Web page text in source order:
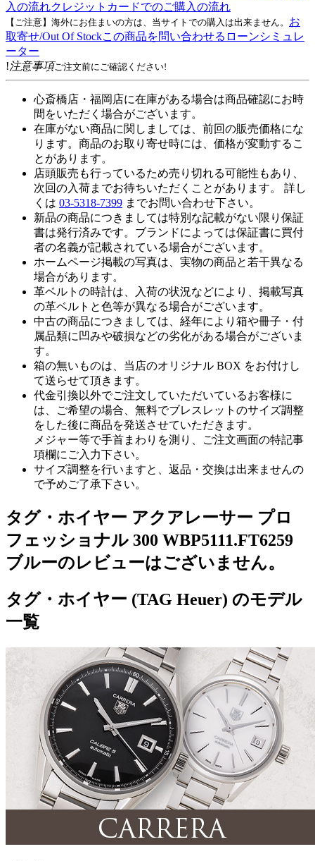
入の流れクレジットカードでのご購入の流れ
【ご注意】海外にお住まいの方は、当サイトでの購入は出来ません。 お
取寄せ/Out Of Stockこの商品を問い合わせる ローンシミュレ
ーター
!注意事項ご注文前にご確認ください!
心斎橋店・福岡店に在庫がある場合は商品確認にお時
間をいただく場合がございます。
在庫がない商品に関しましては、前回の販売価格にな
ります。商品のお取り寄せ時には、価格が変動するこ
とがあります。
店頭販売も行っているため売り切れる可能性もあり、
次回の入荷までお待ちいただくことがあります。 詳し
くは 03-5318-7399 までお問い合わせ下さい。
新品の商品につきましては特別な記載がない限り保証
書は発行済みです。ブランドによっては保証書に買付
者の名義が記載されている場合がございます。
ホームページ掲載の写真は、実物の商品と若干異なる
場合があります。
革ベルトの時計は、入荷の状況などにより、掲載写真
の革ベルトと色等が異なる場合がございます。
中古の商品につきましては、経年により箱や冊子・付
属品類に凹みや破損などの劣化がある場合がございま
す。
箱の無いものは、当店のオリジナル BOX をお付けし
て送らせて頂きます。
代金引換以外でご注文していただいているお客様に
は、ご希望の場合、無料でブレスレットのサイズ調整
をした後に商品を発送させていただきます。
メジャー等で手首まわりを測り、ご注文画面の特記事
項欄にご入力下さい。
サイズ調整を行いますと、返品・交換は出来ませんの
で予めご了承下さい。
タグ・ホイヤー アクアレーサー プロ
フェッショナル 300 WBP5111.FT6259
ブルーのレビューはございません。
タグ・ホイヤー (TAG Heuer) のモデル
一覧